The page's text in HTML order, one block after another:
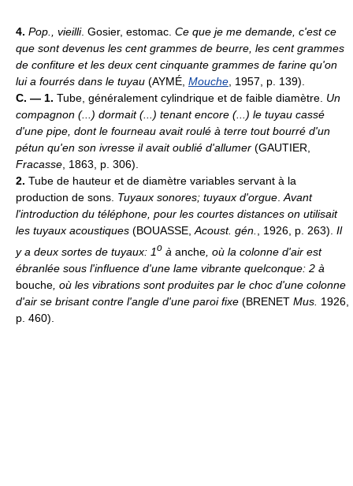
4. Pop., vieilli. Gosier, estomac. Ce que je me demande, c'est ce
que sont devenus les cent grammes de beurre, les cent grammes
de confiture et les deux cent cinquante grammes de farine qu'on
lui a fourrés dans le tuyau (AYMÉ, Mouche , 1957, p. 139).
C. — 1. Tube, généralement cylindrique et de faible diamètre. Un
compagnon (...) dormait (...) tenant encore (...) le tuyau cassé
d'une pipe, dont le fourneau avait roulé à terre tout bourré d'un
pétun qu'en son ivresse il avait oublié d'allumer (GAUTIER,
Fracasse , 1863, p. 306).
2. Tube de hauteur et de diamètre variables servant à la
production de sons. Tuyaux sonores; tuyaux d'orgue Avant
l'introduction du téléphone, pour les courtes distances on utilisait
les tuyaux acoustiques (BOUASSE, Acoust. gén. , 1926, p. 263). Il
y a deux sortes de tuyaux: 1o à anche , où la colonne d'air est
ébranlée sous l'influence d'une lame vibrante quelconque: 2 à
bouche , où les vibrations sont produites par le choc d'une colonne
d'air se brisant contre l'angle d'une paroi fixe (BRENET Mus. 1926,
p. 460).